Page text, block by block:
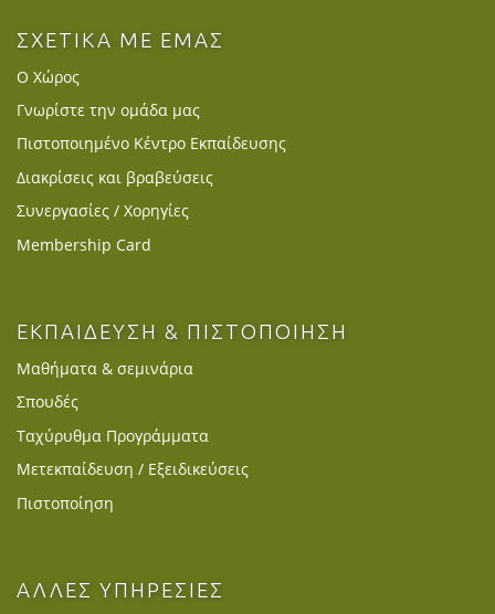
ΣΧΕΤΙΚΑ ΜΕ ΕΜΑΣ
Ο Χώρος
Γνωρίστε την ομάδα μας
Πιστοποιημένο Κέντρο Εκπαίδευσης
Διακρίσεις και βραβεύσεις
Συνεργασίες / Χορηγίες
Membership Card
ΕΚΠΑΙΔΕΥΣΗ & ΠΙΣΤΟΠΟΙΗΣΗ
Μαθήματα & σεμινάρια
Σπουδές
Ταχύρυθμα Προγράμματα
Μετεκπαίδευση / Εξειδικεύσεις
Πιστοποίηση
ΑΛΛΕΣ ΥΠΗΡΕΣΙΕΣ